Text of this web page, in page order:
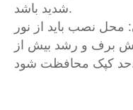
شدید باشد.
نصب باید از نور
برف و رشد بیش از
شود.